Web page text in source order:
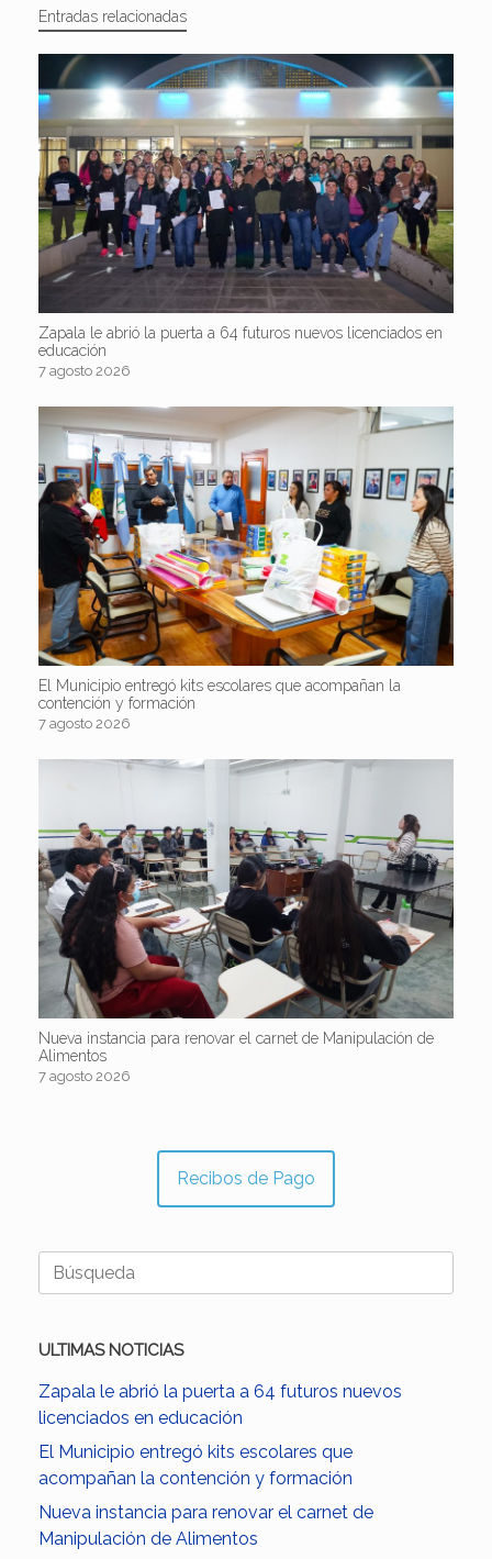
Entradas relacionadas
Zapala le abrió la puerta a 64 futuros nuevos licenciados en
educación
7 agosto 2026
El Municipio entregó kits escolares que acompañan la
contención y formación
7 agosto 2026
Nueva instancia para renovar el carnet de Manipulación de
Alimentos
7 agosto 2026
Recibos de Pago
Buscar:
ULTIMAS NOTICIAS
Zapala le abrió la puerta a 64 futuros nuevos
licenciados en educación
El Municipio entregó kits escolares que
acompañan la contención y formación
Nueva instancia para renovar el carnet de
Manipulación de Alimentos